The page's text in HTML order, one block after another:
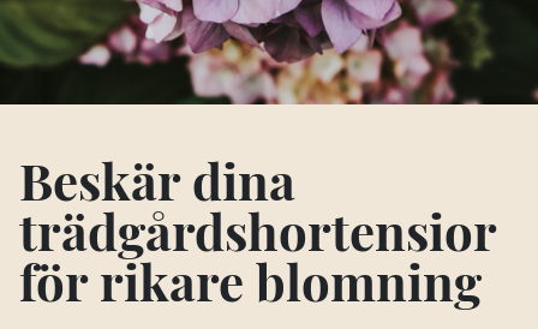
Beskär dina
trädgårdshortensior
för rikare blomning